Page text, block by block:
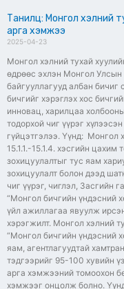
Танилц: Монгол хэлний
арга хэмжээ
2025-04-23
Монгол хэлний тухай
өдрөөс эхлэн Монгол Улсын
байгууллагууд албан бичиг
бичгийг хэрэглэх хос
инновац, харилцаа
тодорхой чиг үүрэг
гүйцэтгэлээ. Үүнд: Монгол
15.1.1.-15.1.4. хэсгийн цахим
зохицуулалтыг тус яам
зохицуулалт болон дээд
чиг үүрэг, чиглэл, Засгийн
“Монгол бичгийн үндэсний
үйл ажиллагаа явуулж
хэрэгжилт. Монгол хэлний
“Монгол бичгийн үндэсний
яам, агентлагуудтай
тэдгээрийг 95-100 хувийн
арга хэмжээний томоохон
хэмжээг онцолж болно.